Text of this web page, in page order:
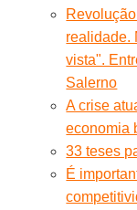
realidade.
vista".
Salerno
A crise
economia
33 teses
É